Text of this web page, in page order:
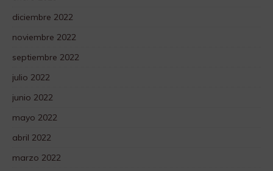
diciembre 2022
noviembre 2022
septiembre 2022
julio 2022
junio 2022
mayo 2022
abril 2022
marzo 2022